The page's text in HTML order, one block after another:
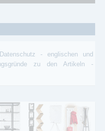
Datenschutz - englischen und
zu den Artikeln -